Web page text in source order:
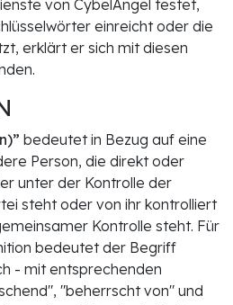
von CybelAngel testet,
einreicht oder die
erklärt er sich mit diesen
bedeutet in Bezug auf eine
Person, die direkt oder
unter der Kontrolle der
steht oder von ihr kontrolliert
Kontrolle steht. Für
bedeutet der Begriff
- mit entsprechenden
"beherrscht von" und